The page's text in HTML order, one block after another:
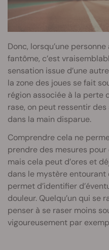
Donc, lorsqu’une
fantôme, c’est
sensation issue d’une
la zone des joues se fait
région associée à la perte
rase, on peut ressentir
dans la main disparue.
Comprendre cela ne
prendre des mesures
mais cela peut d’ores et
dans le mystère entourant
permet d’identifier
douleur. Quelqu’un qui se
penser à se raser moins
vigoureusement par